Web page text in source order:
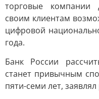
торговые компании
своим клиентам
цифровой
года.
Банк России
станет привычным
пяти-семи лет,